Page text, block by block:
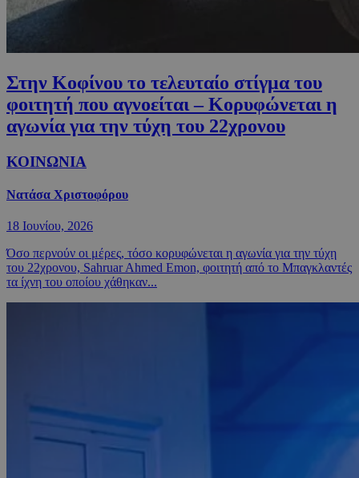
Στην Κοφίνου το τελευταίο στίγμα του
φοιτητή που αγνοείται – Κορυφώνεται η
αγωνία για την τύχη του 22χρονου
ΚΟΙΝΩΝΙΑ
Νατάσα Χριστοφόρου
18 Ιουνίου, 2026
Όσο περνούν οι μέρες, τόσο κορυφώνεται η αγωνία για την τύχη
του 22χρονου, Sahruar Ahmed Emon, φοιτητή από το Μπαγκλαντές
τα ίχνη του οποίου χάθηκαν...